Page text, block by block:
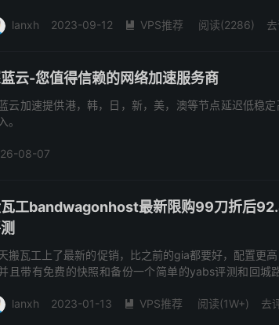
lanxh 2023-09-12  VPS推荐 阅读(2286)
云-您值得信赖的网络加速服务商
云加速提供港，韩，日，新，美，澳等节点延迟低稳
。
08-07
工bandwagonhost最新限购99刀折后
搬瓦工上了最新的促销，比之前的gia都要好，配置更
且带有免费的快照和备份一个简单的yabs评测和回城
lanxh 2023-01-13  VPS推荐 阅读(1W+) 去